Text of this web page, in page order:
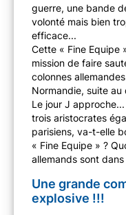
guerre, une bande
volonté mais bien
efficace...
Cette « Fine Equipe
mission de faire
colonnes
Normandie, suite
Le jour J
trois aristocrates
parisiens, va-t-elle
« Fine Equipe » ?
allemands sont
Une grande
explosive !!!